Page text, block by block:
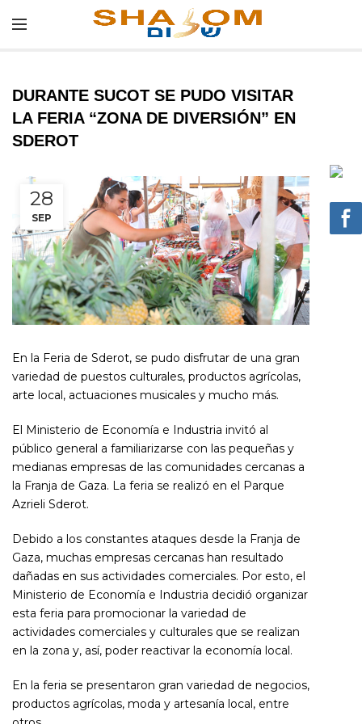
DURANTE SUCOT SE PUDO VISITAR
LA FERIA “ZONA DE DIVERSIÓN” EN
SDEROT
28
SEP
En la Feria de Sderot, se pudo disfrutar de una gran
variedad de puestos culturales, productos agrícolas,
arte local, actuaciones musicales y mucho más.
El Ministerio de Economía e Industria invitó al
público general a familiarizarse con las pequeñas y
medianas empresas de las comunidades cercanas a
la Franja de Gaza. La feria se realizó en el Parque
Azrieli Sderot.
Debido a los constantes ataques desde la Franja de
Gaza, muchas empresas cercanas han resultado
dañadas en sus actividades comerciales. Por esto, el
Ministerio de Economía e Industria decidió organizar
esta feria para promocionar la variedad de
actividades comerciales y culturales que se realizan
en la zona y, así, poder reactivar la economía local.
En la feria se presentaron gran variedad de negocios,
productos agrícolas, moda y artesanía local, entre